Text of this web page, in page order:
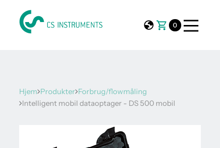
0
Hjem Produkter Forbrug/flowmåling
Intelligent mobil dataoptager - DS 500 mobil